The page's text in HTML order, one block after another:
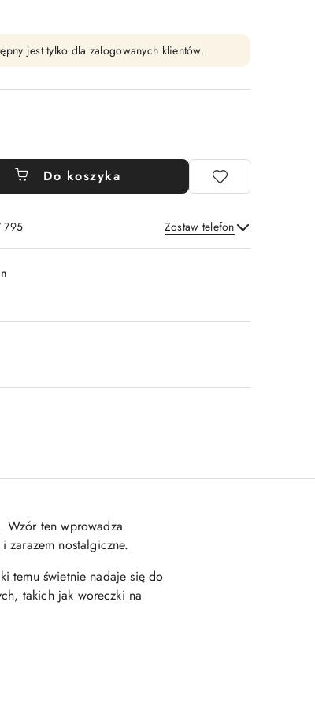
jest tylko dla zalogowanych klientów.
Do koszyka
795 Zostaw telefon
Wyślij
Wzór ten wprowadza
zarazem nostalgiczne.
temu świetnie nadaje się do
takich jak woreczki na